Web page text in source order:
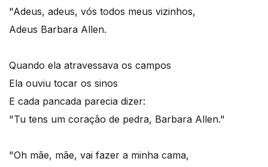
"Adeus, adeus, vós todos meus vizinhos,
Adeus Barbara Allen.
Quando ela atravessava os campos
Ela ouviu tocar os sinos
E cada pancada parecia dizer:
"Tu tens um coração de pedra, Barbara Allen."
"Oh mãe, mãe, vai fazer a minha cama,